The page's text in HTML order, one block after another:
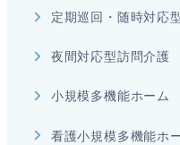
定期巡回・随時対応
夜間対応型訪問介護
小規模多機能ホーム
看護小規模多機能ホ